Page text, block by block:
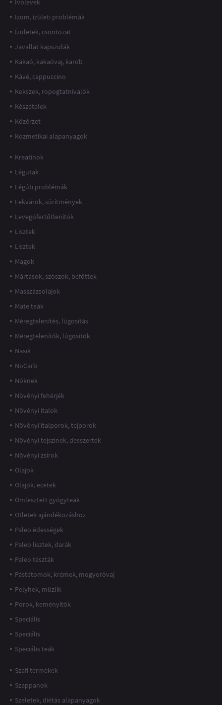
Ivólevek
Izom, ízületi problémák
Ízületek, csontozat
Javallat kapszulák
Kakaó, kakaóvaj, karob
Kávé, cappuccino
Kekszek, ropogtatnivalók
Készételek
Közérzet
Kozmetikai alapanyagok
Kreatinok
Légutak
Légúti problémák
Lekvárok, sűrítmények
Levegőfertőtlenítők
Lisztek
Lisztek
Magok
Mártások, szószok, befőttek
Masszázsolajok
Mate teák
Méregtelenítés, lúgosítás
Méregtelenítők, lúgosítók
Nasik
NoCarb
Nőknek
Növényi fehérjék
Növényi italok
Növényi italporok, tejporok
Növényi tejszínek, desszertek
Növényi zsírok
Olajok
Olajok, ecetek
Ömlesztett gyógyteák
Ötletek ajándékozáshoz
Paleo édességek
Paleo lisztek, darák
Paleo tészták
Pástétomok, krémek, mogyoróvaj
Pelyhek, müzlik
Porok, keményítők
Speciális
Speciális
Speciális teák
Szafi termékek
Szappanok
Szeletek, diétás alapanyagok